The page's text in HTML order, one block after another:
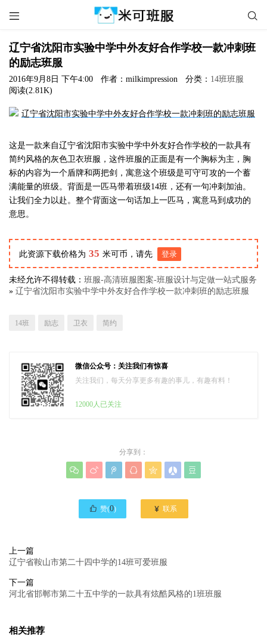
 
辽宁省沈阳市实验中学中外友好合作学校一款冲刺班
的励志班服
2016年9月8日 下午4:00 作者：milkimpression 分类： 14班班服
阅读(2.81K)
这是一款来自辽宁省沈阳市实验中学中外友好合作学校的一款具有
简约风格的灰色卫衣班服，这件班服的正面是有一个胸标为主，胸
标的内容为一个盾牌和两把剑，寓意这个班级是可守可攻的一个蓄
满能量的班级。背面是一匹马带着班级14班，还有一句冲刺加油。
让我们全力以赴。整个背面这一句话加上一匹马，寓意马到成功的
意思。
此资源下载价格为 35 米可币，请先 登录
未经允许不得转载： 班服-高清班服图案-班服设计与定做一站式服务
» 辽宁省沈阳市实验中学中外友好合作学校一款冲刺班的励志班服
14班 励志 卫衣 简约
微信公众号：关注我们有惊喜
关注我们，每天分享更多有趣的事儿，有趣有料！
12000人已关注
分享到：
      
 赞(0)  联系
上一篇
辽宁省鞍山市第二十四中学的14班可爱班服
下一篇
河北省邯郸市第二十五中学的一款具有炫酷风格的1班班服
相关推荐